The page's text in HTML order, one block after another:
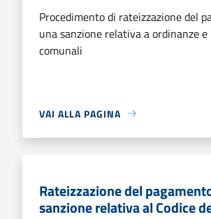
Procedimento di rateizzazione del
una sanzione relativa a ordinanze
comunali
VAI ALLA PAGINA
Rateizzazione del
sanzione relativa al Codice